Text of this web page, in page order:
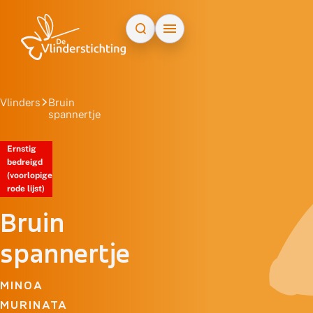
Vlinders
Bruin
spannertje
Ernstig
bedreigd
(voorlopige
rode lijst)
Bruin
spannertje
MINOA
MURINATA